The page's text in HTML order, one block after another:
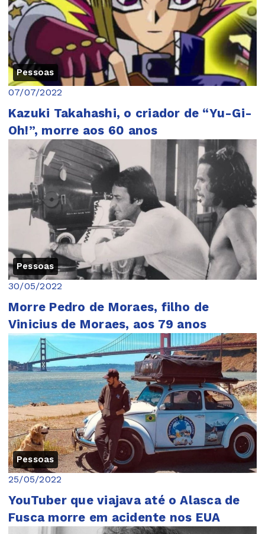
Pessoas
07/07/2022
Kazuki Takahashi, o criador de “Yu-Gi-
Oh!”, morre aos 60 anos
Pessoas
30/05/2022
Morre Pedro de Moraes, filho de
Vinicius de Moraes, aos 79 anos
Pessoas
25/05/2022
YouTuber que viajava até o Alasca de
Fusca morre em acidente nos EUA